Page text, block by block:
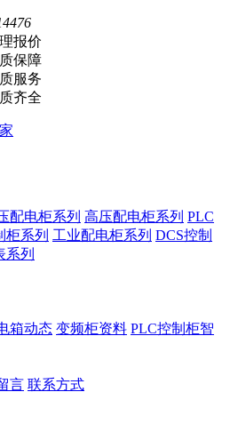
报价
保障
服务
齐全
配电柜系列 高压配电柜系列 PLC
柜系列 工业配电柜系列 DCS控制
系列
箱动态 变频柜资料 PLC控制柜智
言 联系方式